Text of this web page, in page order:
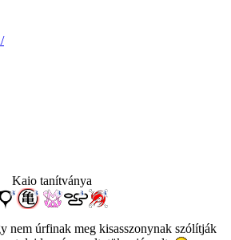
Kaio tanítványa
nem úrfinak meg kisasszonynak szólítják